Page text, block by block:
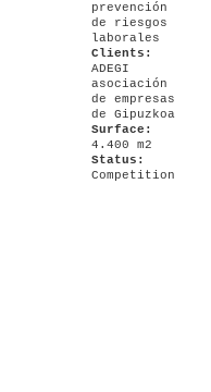
prevención
de riesgos
laborales
Clients:
ADEGI
asociación
de empresas
de Gipuzkoa
Surface:
4.400 m2
Status:
Competition